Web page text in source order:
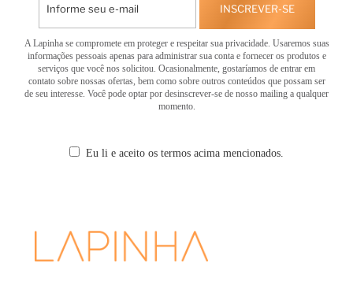
INSCREVER-SE
A Lapinha se compromete em proteger e respeitar sua privacidade. Usaremos suas
informações pessoais apenas para administrar sua conta e fornecer os produtos e
serviços que você nos solicitou. Ocasionalmente, gostaríamos de entrar em
contato sobre nossas ofertas, bem como sobre outros conteúdos que possam ser
de seu interesse. Você pode optar por desinscrever-se de nosso mailing a qualquer
momento.
Eu li e aceito os termos acima mencionados.